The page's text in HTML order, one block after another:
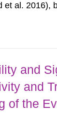
al. 2016),
terrestrial
and
and
of the